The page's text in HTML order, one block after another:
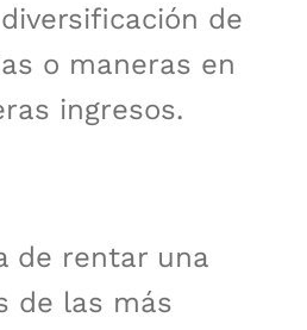
de
o maneras en
ingresos.
de rentar una
de las más